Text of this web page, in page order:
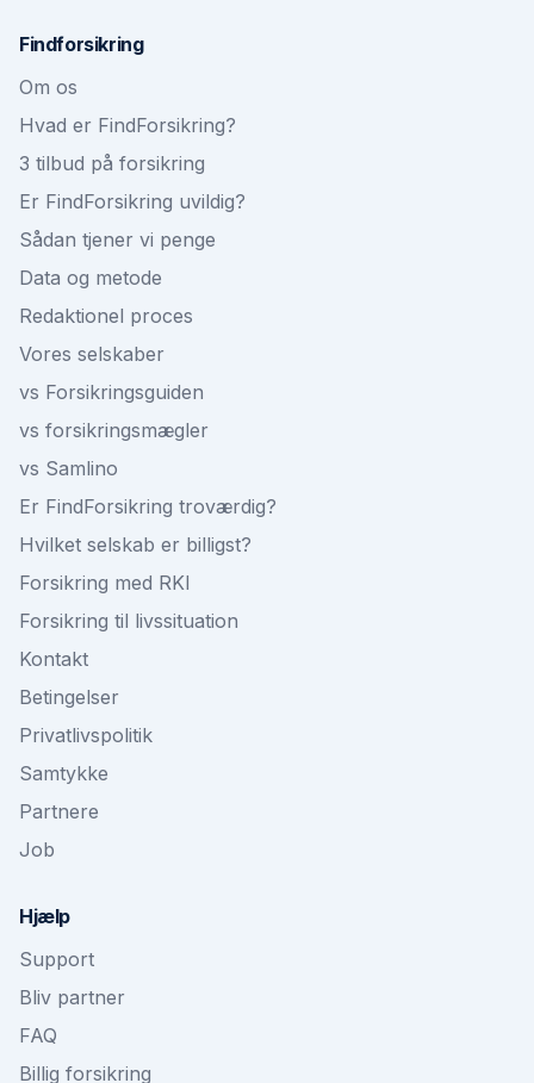
Findforsikring
Om os
Hvad er FindForsikring?
3 tilbud på forsikring
Er FindForsikring uvildig?
Sådan tjener vi penge
Data og metode
Redaktionel proces
Vores selskaber
vs Forsikringsguiden
vs forsikringsmægler
vs Samlino
Er FindForsikring troværdig?
Hvilket selskab er billigst?
Forsikring med RKI
Forsikring til livssituation
Kontakt
Betingelser
Privatlivspolitik
Samtykke
Partnere
Job
Hjælp
Support
Bliv partner
FAQ
Billig forsikring